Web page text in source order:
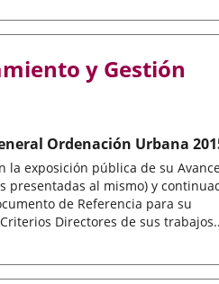
y Gestión
Ordenación Urbana
la exposición pública de su
presentadas al mismo) y
de Referencia para su
Directores de sus